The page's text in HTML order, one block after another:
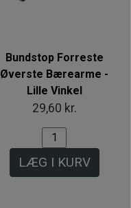
Bundstop Forreste
Øverste Bærearme -
Lille Vinkel
29,60 kr.
LÆG I KURV